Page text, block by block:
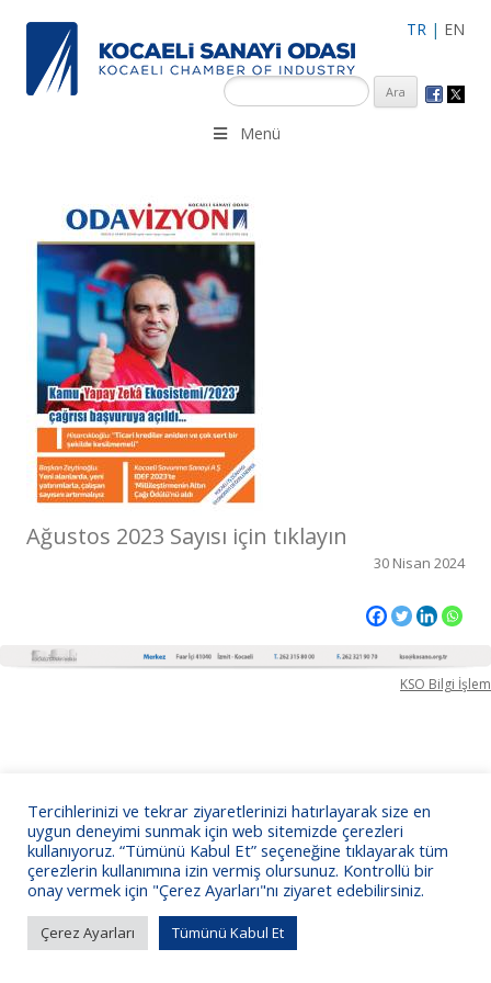
TR | EN
KSO 3500’ü aşkın sanayi kuruluşuna uzman çalışanları ile İzmit
Merkez, Çayırova, Dilovası, Gebze ve İMES OSB’deki ofisleri ile
Menü
Ağustos 2023 Sayısı için tıklayın
30 Nisan 2024
KSO Bilgi İşlem
Tercihlerinizi ve tekrar ziyaretlerinizi hatırlayarak size en
uygun deneyimi sunmak için web sitemizde çerezleri
kullanıyoruz. “Tümünü Kabul Et” seçeneğine tıklayarak tüm
çerezlerin kullanımına izin vermiş olursunuz. Kontrollü bir
onay vermek için "Çerez Ayarları"nı ziyaret edebilirsiniz.
Çerez Ayarları Tümünü Kabul Et